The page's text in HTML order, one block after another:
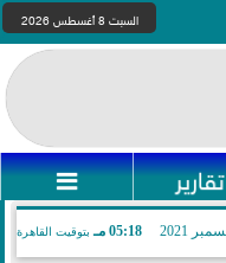
السبت 8 أغسطس 2026
تقارير 
05:18 مـ بتوقيت القاهرة